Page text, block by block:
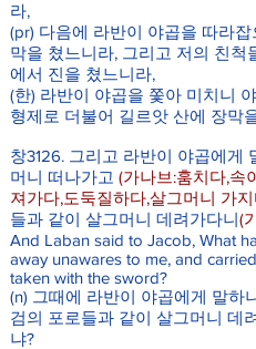
라,
(pr) 다음에 라반이 야곱을 따라
막을 쳤느니라, 그리고 저의 친
에서 진을 쳤느니라,
(한) 라반이 야곱을 쫓아 미치니
형제로 더불어 길르앗 산에 장막
창3126. 그리고 라반이 야곱에게
머니 떠나가고 (가나브:훔치다,속
져가다,도둑질하다,살그머니 가지
들과 같이 살그머니 데려가다니(
And Laban said to Jacob, What
away unawares to me, and
taken with the sword?
(n) 그때에 라반이 야곱에게 말하
검의 포로들과 같이 살그머니 데
냐?